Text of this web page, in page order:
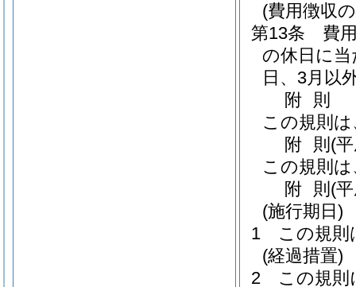
(費用徴収
第13条
費
の休日に
日、3月以
附 則
この規則
附 則 (
この規則
附 則 (
(施行期日)
1
この規則
(経過措置)
2
この規則